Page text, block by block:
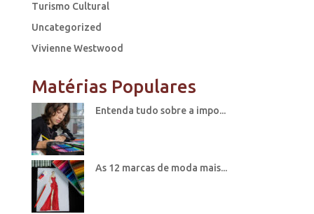
Turismo Cultural
Uncategorized
Vivienne Westwood
Matérias Populares
Entenda tudo sobre a impo...
As 12 marcas de moda mais...